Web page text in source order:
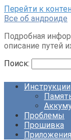
Перейти к
Все об андроиде
Подробная
описание путей
Поиск:
Инструкции
Проблемы
Прошивка